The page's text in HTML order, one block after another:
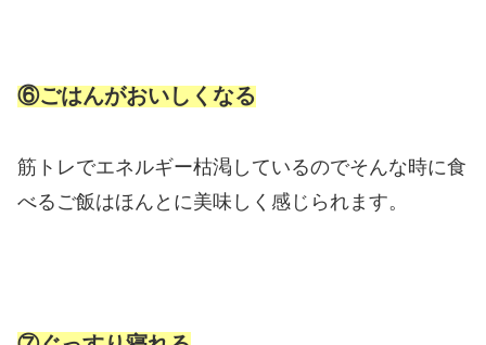
⑥ごはんがおいしくなる
筋トレでエネルギー枯渇しているのでそんな時に食
べるご飯はほんとに美味しく感じられます。